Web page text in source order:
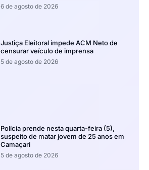
6 de agosto de 2026
Justiça Eleitoral impede ACM Neto de
censurar veículo de imprensa
5 de agosto de 2026
Polícia prende nesta quarta-feira (5),
suspeito de matar jovem de 25 anos em
Camaçari
5 de agosto de 2026